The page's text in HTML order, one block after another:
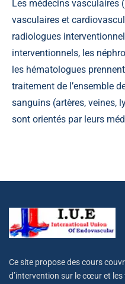
Les médecins vasculaires
vasculaires et
radiologues
interventionnels, les
les hématologues
traitement de l’ensemble
sanguins (artères, veines,
sont orientés par leurs
Ce site propose des cours
d’intervention sur le cœur et les